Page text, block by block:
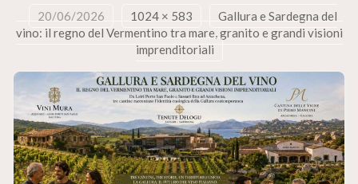
20/06/2026 1024 × 583
Gallura e Sardegna del
vino: il regno del Vermentino tra mare, granito e grandi visioni
imprenditoriali